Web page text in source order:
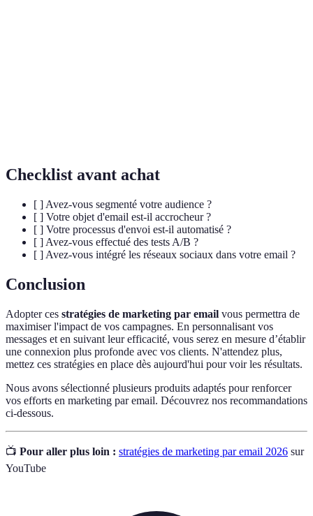
Checklist avant achat
[ ] Avez-vous segmenté votre audience ?
[ ] Votre objet d'email est-il accrocheur ?
[ ] Votre processus d'envoi est-il automatisé ?
[ ] Avez-vous effectué des tests A/B ?
[ ] Avez-vous intégré les réseaux sociaux dans votre email ?
Conclusion
Adopter ces stratégies de marketing par email vous permettra de
maximiser l'impact de vos campagnes. En personnalisant vos
messages et en suivant leur efficacité, vous serez en mesure d’établir
une connexion plus profonde avec vos clients. N'attendez plus,
mettez ces stratégies en place dès aujourd'hui pour voir les résultats.
Nous avons sélectionné plusieurs produits adaptés pour renforcer
vos efforts en marketing par email. Découvrez nos recommandations
ci-dessous.
📺 Pour aller plus loin : stratégies de marketing par email 2026 sur
YouTube